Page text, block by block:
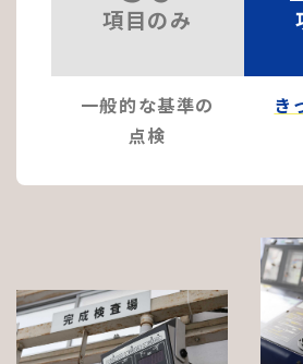
項目のみ
一般的な基準の
点検
き